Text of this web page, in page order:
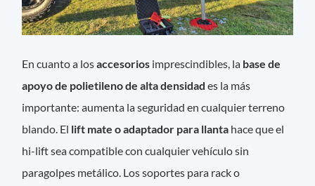
En cuanto a losaccesorios imprescindibles, la base de
apoyo de polietileno de alta densidad es la más
importante: aumenta la seguridad en cualquier terreno
blando. El lift mate o adaptador para llanta hace que el
hi-lift sea compatible con cualquier vehículo sin
paragolpes metálico. Los soportes para rack o